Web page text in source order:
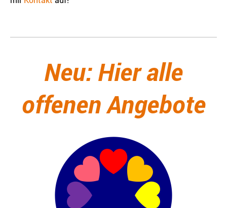
Neu: Hier alle
offenen Angebote